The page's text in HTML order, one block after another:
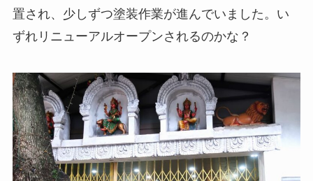
置され、少しずつ塗装作業が進んでいました。い
ずれリニューアルオープンされるのかな？